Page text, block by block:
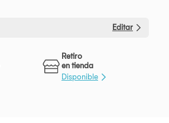
Editar
Retiro
en tienda
Disponible